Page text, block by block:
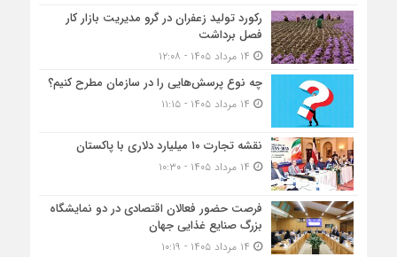
رکورد تولید زعفران در گرو مدیریت بازار کار
فصل برداشت
چه نوع پرسش‌هایی را در سازمان مطرح کنیم؟
نقشه تجارت ۱۰‌ میلیارد دلاری با پاکستان
فرصت حضور فعالان اقتصادی در دو نمایشگاه
بزرگ صنایع غذایی جهان